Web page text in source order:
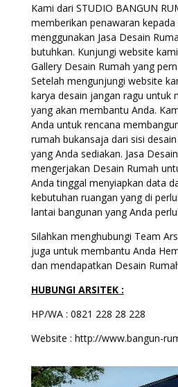
Kami dari STUDIO BANGUN
memberikan penawaran
menggunakan Jasa Desain
butuhkan. Kunjungi website
Gallery Desain Rumah yang
Setelah mengunjungi website
karya desain jangan ragu untuk
yang akan membantu Anda.
Anda untuk rencana
rumah bukansaja dari sisi
yang Anda sediakan. Jasa
mengerjakan Desain Rumah
Anda tinggal menyiapkan data
kebutuhan ruangan yang di
lantai bangunan yang Anda
Silahkan menghubungi Team
juga untuk membantu Anda
dan mendapatkan Desain
HUBUNGI ARSITEK :
HP/WA : 0821 228 28 228
Website : http://www.bangun-